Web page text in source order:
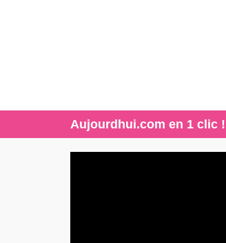
Aujourdhui.com en 1 clic !